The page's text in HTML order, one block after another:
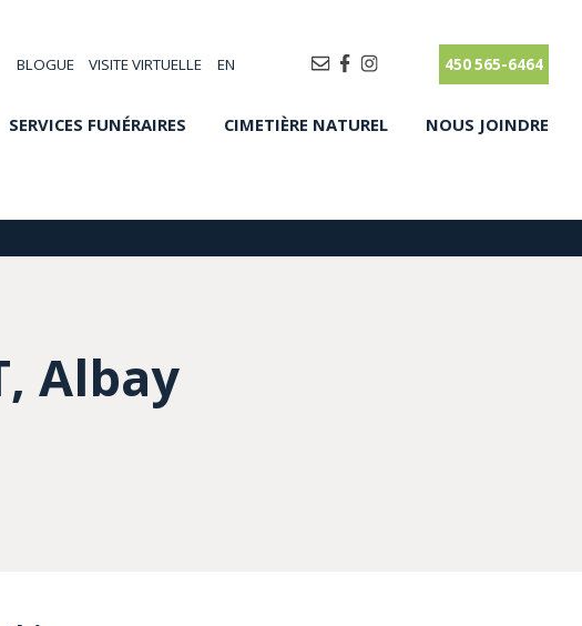
BLOGUE VISITE VIRTUELLE EN 450 565-6464
SERVICES FUNÉRAIRES CIMETIÈRE NATUREL NOUS JOINDRE
Albay